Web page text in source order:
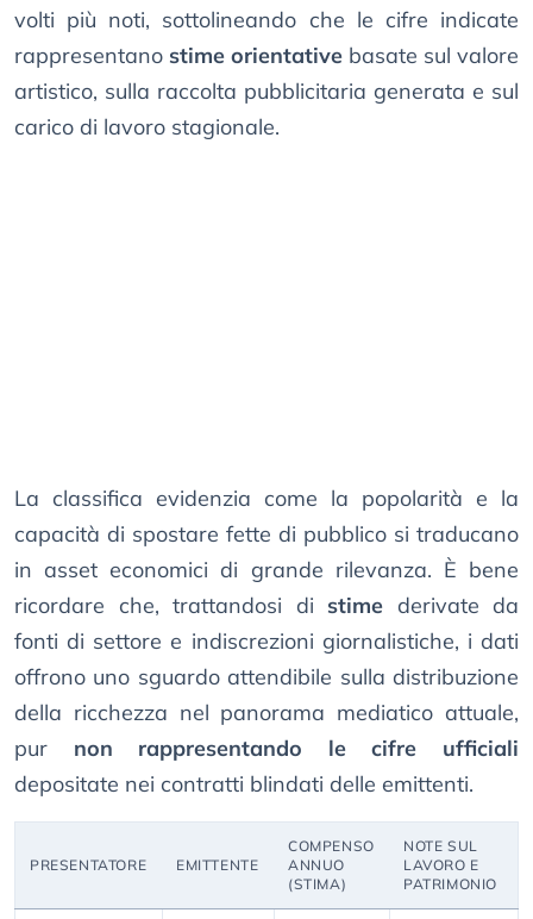
volti più noti, sottolineando che le cifre indicate
rappresentano stime orientative basate sul valore
artistico, sulla raccolta pubblicitaria generata e sul
carico di lavoro stagionale.
La classifica evidenzia come la popolarità e la
capacità di spostare fette di pubblico si traducano
in asset economici di grande rilevanza. È bene
ricordare che, trattandosi di stime derivate da
fonti di settore e indiscrezioni giornalistiche, i dati
offrono uno sguardo attendibile sulla distribuzione
della ricchezza nel panorama mediatico attuale,
pur non rappresentando le cifre ufficiali
depositate nei contratti blindati delle emittenti.
PRESENTATORE EMITTENTE
COMPENSO
ANNUO
(STIMA)
NOTE SUL
LAVORO E
PATRIMONIO